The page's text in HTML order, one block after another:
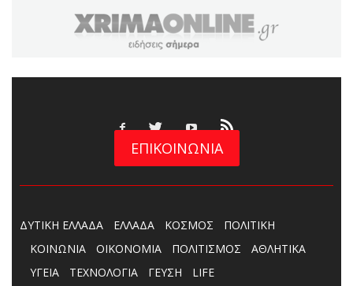
ΕΠΙΚΟΙΝΩΝΙΑ
ΔΥΤΙΚΗ ΕΛΛΑΔΑ ΕΛΛΑΔΑ ΚΟΣΜΟΣ
ΠΟΛΙΤΙΚΗ
ΚΟΙΝΩΝΙΑ
ΟΙΚΟΝΟΜΙΑ ΠΟΛΙΤΙΣΜΟΣ
ΑΘΛΗΤΙΚΑ
ΥΓΕΙΑ
ΤΕΧΝΟΛΟΓΙΑ ΓΕΥΣΗ LIFE